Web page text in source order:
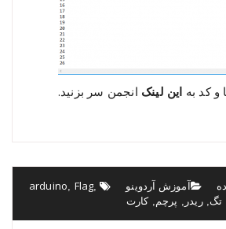
و کد به این لینک انجمن سر بزنید.
آموزش آردوینو arduino, Flag,
تگ,ریدر , پرچم,کارت